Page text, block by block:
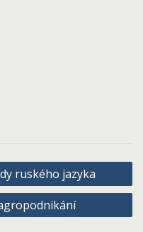
ruského jazyka